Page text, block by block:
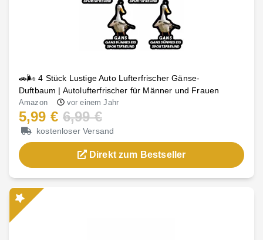
🚗🌬️ 4 Stück Lustige Auto Lufterfrischer Gänse-
Duftbaum | Autolufterfrischer für Männer und Frauen
Amazon vor einem Jahr
5,99 € 6,99 €
kostenloser Versand
Direkt zum Bestseller